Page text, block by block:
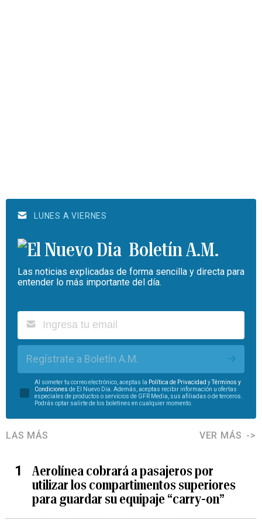
LUNES A VIERNES
Boletín A.M.
Las noticias explicadas de forma sencilla y directa para
entender lo más importante del día.
Regístrate a Boletín A.M.
Al someter tu correo electrónico, aceptas la Política de Privacidad yTérminos y
Condiciones de El Nuevo Día. Además, aceptas recibir información u ofertas
especiales de productos o servicios de GFR Media, sus afiliadas o de terceros.
Podrás optar salirte de los boletines en cualquier momento.
LAS MÁS VER MÁS
Aerolínea cobrará a pasajeros por
utilizar los compartimentos superiores
para guardar su equipaje “carry-on”